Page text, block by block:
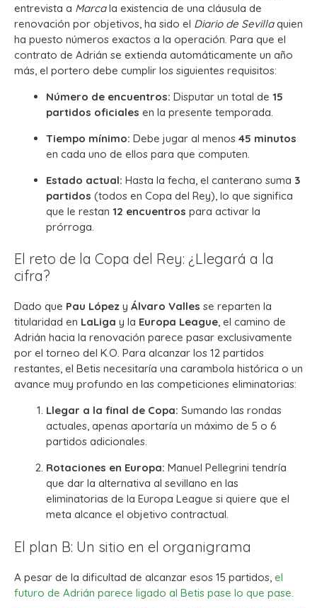
entrevista a Marcala existencia de una cláusula de
renovación por objetivos, ha sido el Diario de Sevillaquien
ha puesto números exactos a la operación. Para que el
contrato de Adrián se extienda automáticamente un año
más, el portero debe cumplir los siguientes requisitos:
Número de encuentros: Disputar un total de 15
partidos oficiales en la presente temporada.
Tiempo mínimo: Debe jugar al menos 45 minutos
en cada uno de ellos para que computen.
Estado actual: Hasta la fecha, el canterano suma 3
partidos (todos en Copa del Rey), lo que significa
que le restan 12 encuentros para activar la
prórroga.
El reto de la Copa del Rey: ¿Llegará a la
cifra?
Dado que Pau López y Álvaro Valles se reparten la
titularidad en LaLiga y la Europa League, el camino de
Adrián hacia la renovación parece pasar exclusivamente
por el torneo del K.O. Para alcanzar los 12 partidos
restantes, el Betis necesitaría una carambola histórica o un
avance muy profundo en las competiciones eliminatorias:
Llegar a la final de Copa: Sumando las rondas
actuales, apenas aportaría un máximo de 5 o 6
partidos adicionales.
Rotaciones en Europa: Manuel Pellegrini tendría
que dar la alternativa al sevillano en las
eliminatorias de la Europa League si quiere que el
meta alcance el objetivo contractual.
El plan B: Un sitio en el organigrama
A pesar de la dificultad de alcanzar esos 15 partidos, el
futuro de Adrián parece ligado al Betis pase lo que pase.